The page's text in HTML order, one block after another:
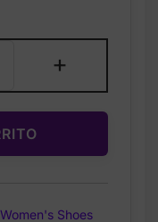
+
Women's Shoes